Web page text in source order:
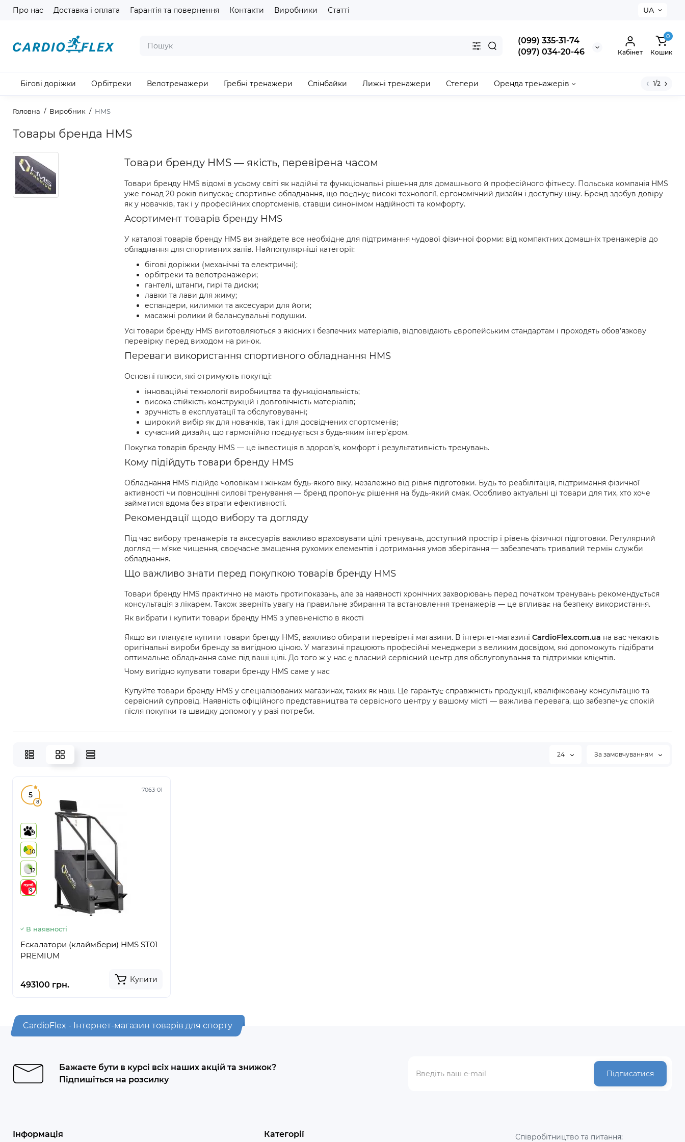
Про нас Доставка і оплата Гарантія та повернення Контакти Виробники Статті UA
(099) 335-31-74
(097) 034-20-46
Кабінет
0
Кошик
Бігові доріжки Орбітреки Велотренажери Гребні тренажери Спінбайки Лижні тренажери Степери Оренда тренажерів 1/2
Головна Виробник HMS
Товары бренда HMS
Товари бренду HMS — якість, перевірена часом
Товари бренду HMS відомі в усьому світі як надійні та функціональні рішення для домашнього й професійного фітнесу. Польська компанія HMS
уже понад 20 років випускає спортивне обладнання, що поєднує високі технології, ергономічний дизайн і доступну ціну. Бренд здобув довіру
як у новачків, так і у професійних спортсменів, ставши синонімом надійності та комфорту.
Асортимент товарів бренду HMS
У каталозі товарів бренду HMS ви знайдете все необхідне для підтримання чудової фізичної форми: від компактних домашніх тренажерів до
обладнання для спортивних залів. Найпопулярніші категорії:
бігові доріжки (механічні та електричні);
орбітреки та велотренажери;
гантелі, штанги, гирі та диски;
лавки та лави для жиму;
еспандери, килимки та аксесуари для йоги;
масажні ролики й балансувальні подушки.
Усі товари бренду HMS виготовляються з якісних і безпечних матеріалів, відповідають європейським стандартам і проходять обов’язкову
перевірку перед виходом на ринок.
Переваги використання спортивного обладнання HMS
Основні плюси, які отримують покупці:
інноваційні технології виробництва та функціональність;
висока стійкість конструкцій і довговічність матеріалів;
зручність в експлуатації та обслуговуванні;
широкий вибір як для новачків, так і для досвідчених спортсменів;
сучасний дизайн, що гармонійно поєднується з будь-яким інтер’єром.
Покупка товарів бренду HMS — це інвестиція в здоров’я, комфорт і результативність тренувань.
Кому підійдуть товари бренду HMS
Обладнання HMS підійде чоловікам і жінкам будь-якого віку, незалежно від рівня підготовки. Будь то реабілітація, підтримання фізичної
активності чи повноцінні силові тренування — бренд пропонує рішення на будь-який смак. Особливо актуальні ці товари для тих, хто хоче
займатися вдома без втрати ефективності.
Рекомендації щодо вибору та догляду
Під час вибору тренажерів та аксесуарів важливо враховувати цілі тренувань, доступний простір і рівень фізичної підготовки. Регулярний
догляд — м’яке чищення, своєчасне змащення рухомих елементів і дотримання умов зберігання — забезпечать тривалий термін служби
обладнання.
Що важливо знати перед покупкою товарів бренду HMS
Товари бренду HMS практично не мають протипоказань, але за наявності хронічних захворювань перед початком тренувань рекомендується
консультація з лікарем. Також зверніть увагу на правильне збирання та встановлення тренажерів — це впливає на безпеку використання.
Як вибрати і купити товари бренду HMS з упевненістю в якості
Якщо ви плануєте купити товари бренду HMS, важливо обирати перевірені магазини. В інтернет-магазині CardioFlex.com.ua на вас чекають
оригінальні вироби бренду за вигідною ціною. У магазині працюють професійні менеджери з великим досвідом, які допоможуть підібрати
оптимальне обладнання саме під ваші цілі. До того ж у нас є власний сервісний центр для обслуговування та підтримки клієнтів.
Чому вигідно купувати товари бренду HMS саме у нас
Купуйте товари бренду HMS у спеціалізованих магазинах, таких як наш. Це гарантує справжність продукції, кваліфіковану консультацію та
сервісний супровід. Наявність офіційного представництва та сервісного центру у вашому місті — важлива перевага, що забезпечує спокій
після покупки та швидку допомогу у разі потреби.
24 За замовчуванням
7063-01
5
8
9
10
12
9
В наявності
Ескалатори (клаймбери) HMS ST01
PREMIUM
493100 грн.
Купити
CardioFlex - Інтернет-магазин товарів для спорту
Бажаєте бути в курсі всіх наших акцій та знижок?
Підпишіться на розсилку
Підписатися
Інформація Категорії Співробітництво та питання: